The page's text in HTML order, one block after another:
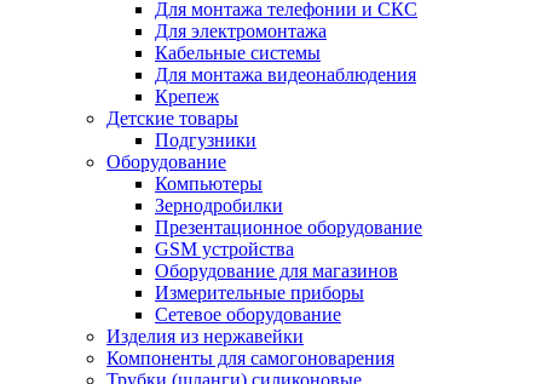
Для монтажа телефонии и СКС
Для электромонтажа
Кабельные системы
Для монтажа видеонаблюдения
Крепеж
Детские товары
Подгузники
Оборудование
Компьютеры
Зернодробилки
Презентационное оборудование
GSM устройства
Оборудование для магазинов
Измерительные приборы
Сетевое оборудование
Изделия из нержавейки
Компоненты для самогоноварения
Трубки (шланги) силиконовые